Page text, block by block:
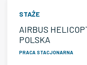
STAŻE
AIRBUS
POLSKA
PRACA STACJONARNA